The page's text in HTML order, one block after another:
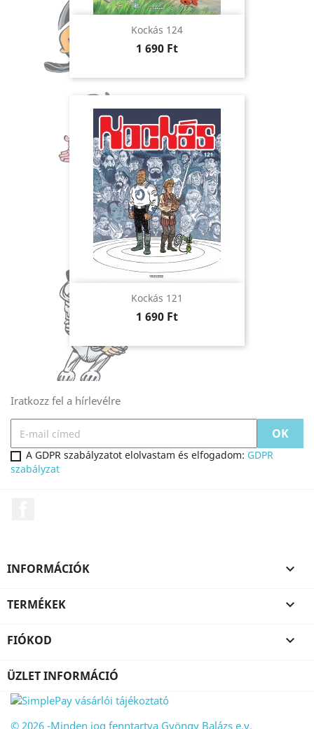
Kockás 124
Ár
1 690 Ft
Kockás 121
Ár
1 690 Ft
Iratkozz fel a hírlevélre
A GDPR szabályzatot elolvastam és elfogadom: GDPR
szabályzat
INFORMÁCIÓK 
TERMÉKEK 
FIÓKOD 
ÜZLET INFORMÁCIÓ
© 2026 -Minden jog fenntartva Gyöngy Balázs e.v.